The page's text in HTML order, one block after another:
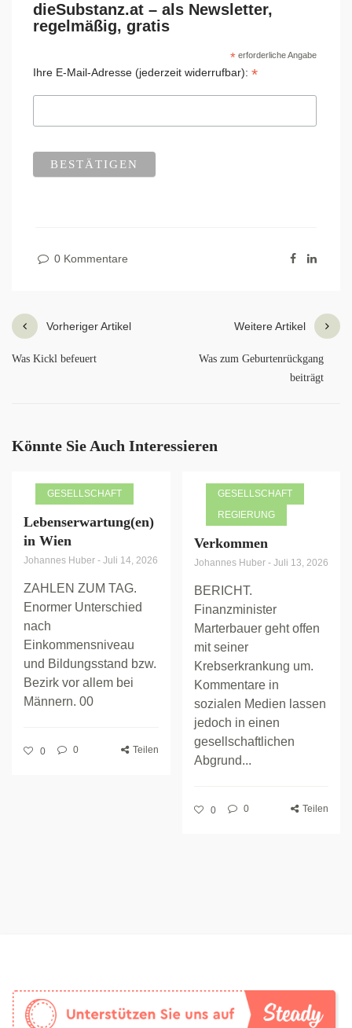
dieSubstanz.at – als Newsletter,
regelmäßig, gratis
*erforderliche Angabe
Ihre E-Mail-Adresse (jederzeit widerrufbar): *
0 Kommentare
Vorheriger Artikel
Was Kickl befeuert
Weitere Artikel
Was zum Geburtenrückgang
beiträgt
Könnte Sie Auch Interessieren
GESELLSCHAFT
Lebenserwartung(en)
in Wien
Johannes Huber - Juli 14, 2026
ZAHLEN ZUM TAG.
Enormer Unterschied
nach
Einkommensniveau
und Bildungsstand bzw.
Bezirk vor allem bei
Männern. 00
0 0 Teilen
GESELLSCHAFT
REGIERUNG
Verkommen
Johannes Huber - Juli 13, 2026
BERICHT.
Finanzminister
Marterbauer geht offen
mit seiner
Krebserkrankung um.
Kommentare in
sozialen Medien lassen
jedoch in einen
gesellschaftlichen
Abgrund...
0 0 Teilen